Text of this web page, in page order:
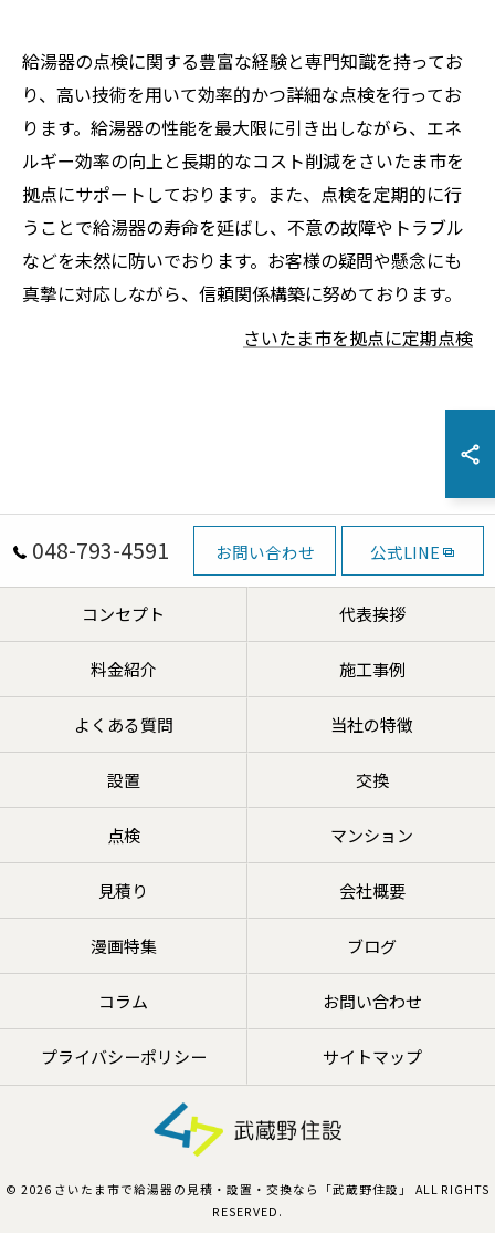
給湯器の点検に関する豊富な経験と専門知識を持ってお
り、高い技術を用いて効率的かつ詳細な点検を行ってお
ります。給湯器の性能を最大限に引き出しながら、エネ
ルギー効率の向上と長期的なコスト削減をさいたま市を
拠点にサポートしております。また、点検を定期的に行
うことで給湯器の寿命を延ばし、不意の故障やトラブル
などを未然に防いでおります。お客様の疑問や懸念にも
真摯に対応しながら、信頼関係構築に努めております。
さいたま市を拠点に定期点検
048-793-4591 お問い合わせ 公式LINE
コンセプト 代表挨拶
料金紹介 施工事例
よくある質問 当社の特徴
設置 交換
点検 マンション
見積り 会社概要
漫画特集 ブログ
コラム お問い合わせ
プライバシーポリシー サイトマップ
© 2026 さいたま市で給湯器の見積・設置・交換なら「武蔵野住設」 ALL RIGHTS
RESERVED.